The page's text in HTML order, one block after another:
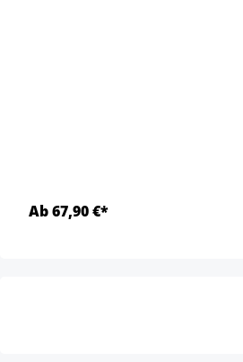
Ab 67,90 €*